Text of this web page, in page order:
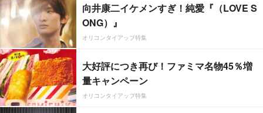
向井康二イケメンすぎ！純愛『（LOVE S
ONG）』
オリコンタイアップ特集
大好評につき再び！ファミマ名物45％増
量キャンペーン
オリコンタイアップ特集